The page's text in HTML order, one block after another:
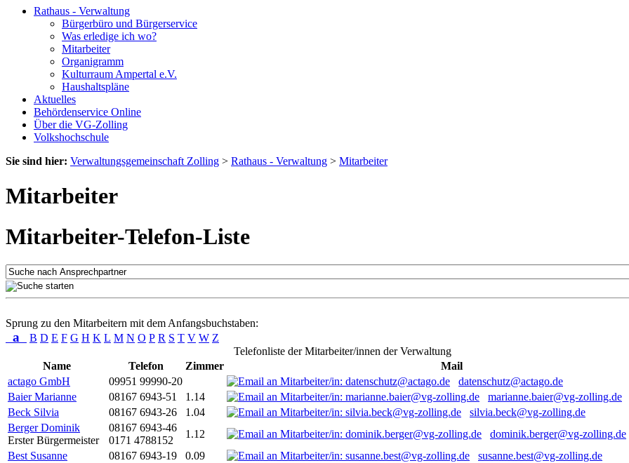
Rathaus - Verwaltung
Bürgerbüro und Bürgerservice
Was erledige ich wo?
Mitarbeiter
Organigramm
Kulturraum Ampertal e.V.
Haushaltspläne
Aktuelles
Behördenservice Online
Über die VG-Zolling
Volkshochschule
Sie sind hier: Verwaltungsgemeinschaft Zolling > Rathaus - Verwaltung > Mitarbeiter
Mitarbeiter
Mitarbeiter-Telefon-Liste
Sprung zu den Mitarbeitern mit dem Anfangsbuchstaben:
a B D E F G H K L M N O P R S T V W Z
Telefonliste der Mitarbeiter/innen der Verwaltung
Name
Telefon Zimmer
Mail
actago GmbH
09951 99990-20
datenschutz@actago.de
Baier Marianne
08167 6943-51 1.14
marianne.baier@vg-zolling.de
Beck Silvia
08167 6943-26 1.04
silvia.beck@vg-zolling.de
Berger Dominik
Erster Bürgermeister
08167 6943-46
0171 4788152
1.12
dominik.berger@vg-zolling.de
Best Susanne
08167 6943-19 0.09
susanne.best@vg-zolling.de